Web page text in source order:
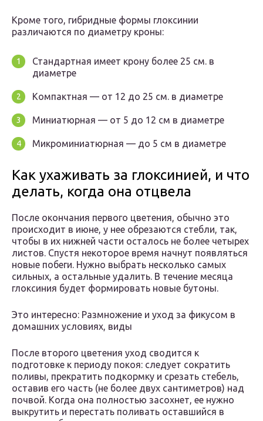
Кроме того, гибридные формы глоксинии
различаются по диаметру кроны:
Стандартная имеет крону более 25 см. в
диаметре
Компактная — от 12 до 25 см. в диаметре
Миниатюрная — от 5 до 12 см в диаметре
Микроминиатюрная — до 5 см в диаметре
Как ухаживать за глоксинией, и что
делать, когда она отцвела
После окончания первого цветения, обычно это
происходит в июне, у нее обрезаются стебли, так,
чтобы в их нижней части осталось не более четырех
листов. Спустя некоторое время начнут появляться
новые побеги. Нужно выбрать несколько самых
сильных, а остальные удалить. В течение месяца
глоксиния будет формировать новые бутоны.
Это интересно: Размножение и уход за фикусом в
домашних условиях, виды
После второго цветения уход сводится к
подготовке к периоду покоя: следует сократить
поливы, прекратить подкормку и срезать стебель,
оставив его часть (не более двух сантиметров) над
почвой. Когда она полностью засохнет, ее нужно
выкрутить и перестать поливать оставшийся в